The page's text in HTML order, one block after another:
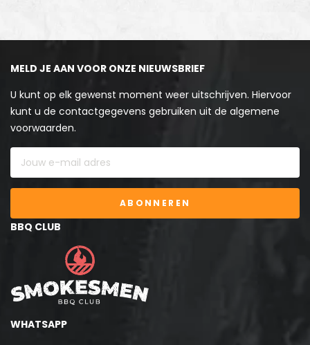
MELD JE AAN VOOR ONZE NIEUWSBRIEF
U kunt op elk gewenst moment weer uitschrijven. Hiervoor
kunt u de contactgegevens gebruiken uit de algemene
voorwaarden.
ABONNEREN
BBQ CLUB
WHATSAPP